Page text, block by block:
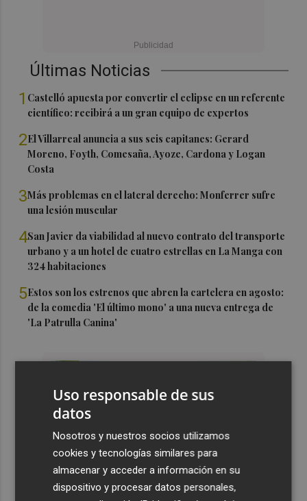
Últimas Noticias
1 Castelló apuesta por convertir el eclipse en un referente
científico: recibirá a un gran equipo de expertos
2El Villarreal anuncia a sus seis capitanes: Gerard
Moreno, Foyth, Comesaña, Ayoze, Cardona y Logan
Costa
3Más problemas en el lateral derecho: Monferrer sufre
una lesión muscular
4San Javier da viabilidad al nuevo contrato del transporte
urbano y a un hotel de cuatro estrellas en La Manga con
324 habitaciones
5Estos son los estrenos que abren la cartelera en agosto:
de la comedia 'El último mono' a una nueva entrega de
'La Patrulla Canina'
Uso responsable de sus
datos
Nosotros y nuestros socios utilizamos
cookies y tecnologías similares para
almacenar y acceder a información en su
dispositivo y procesar datos personales,